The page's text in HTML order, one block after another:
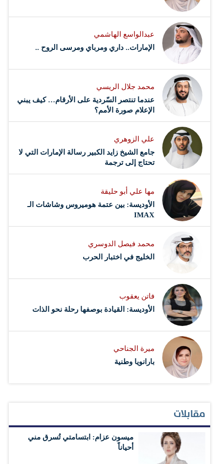
وشعبها... لن تقف أمامي أي عقبات، سوف نبني مستقبل
أفضل... تحيا…
عبدالواسع الهاشمي
الإمارات.. داري ومرباي ومرسى الروح ..
محمد جلال الريسي
عندما تنتصر السّردية على الأرقام… كيف يبني
الإعلام صورة الأمم؟
علي الزوهري
جامع الشيخ زايد الكبير رسالة الإمارات التي لا
تحتاج إلى ترجمة
مها علي أبو حليقة
الأوديسة: بين عتمة هوميروس وشاشات الـ
IMAX
محمد فيصل الدوسري ​
‏الخليج في اختبار الحرب
فاتن يعقوب
الأوديسة: القيادة بوصفها رحلة نحو الذات
ميرة الجناحي
بارانويا وطنية
مقابلات
ميسون عزام: ابتسامتي تُسرق مني
أحياناً